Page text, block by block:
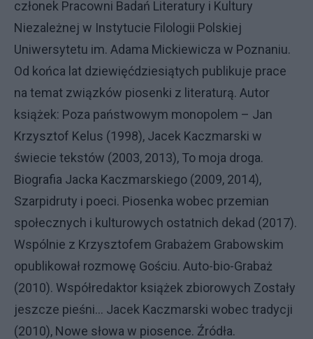
członek Pracowni Badań Literatury i Kultury
Niezależnej w Instytucie Filologii Polskiej
Uniwersytetu im. Adama Mickiewicza w Poznaniu.
Od końca lat dziewięćdziesiątych publikuje prace
na temat związków piosenki z literaturą. Autor
książek: Poza państwowym monopolem – Jan
Krzysztof Kelus (1998), Jacek Kaczmarski w
świecie tekstów (2003, 2013), To moja droga.
Biografia Jacka Kaczmarskiego (2009, 2014),
Szarpidruty i poeci. Piosenka wobec przemian
społecznych i kulturowych ostatnich dekad (2017).
Wspólnie z Krzysztofem Grabażem Grabowskim
opublikował rozmowę Gościu. Auto-bio-Grabaż
(2010). Współredaktor książek zbiorowych Zostały
jeszcze pieśni… Jacek Kaczmarski wobec tradycji
(2010), Nowe słowa w piosence. Źródła.